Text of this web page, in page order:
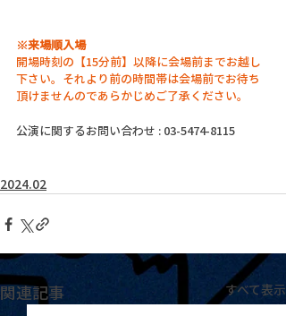
※来場順入場
開場時刻の【15分前】以降に会場前までお越し
下さい。それより前の時間帯は会場前でお待ち
頂けませんのであらかじめご了承ください。
公演に関するお問い合わせ : 03-5474-8115
2024.02
関連記事 すべて表示